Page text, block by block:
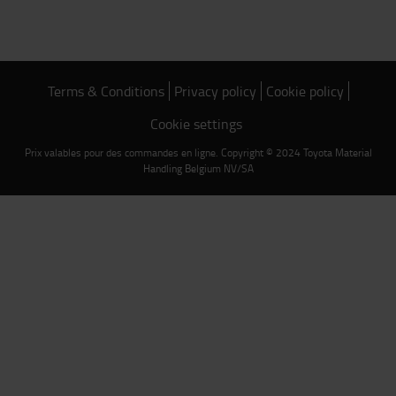
Terms & Conditions Privacy policy Cookie policy
Cookie settings
Prix valables pour des commandes en ligne. Copyright © 2024 Toyota Material
Handling Belgium NV/SA